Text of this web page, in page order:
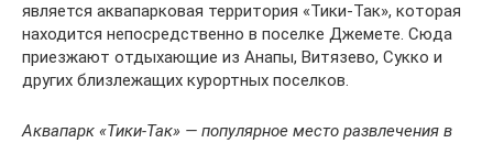
является аквапарковая территория «Тики-Так», которая
находится непосредственно в поселке Джемете. Сюда
приезжают отдыхающие из Анапы, Витязево, Сукко и
других близлежащих курортных поселков.
Аквапарк «Тики-Так» — популярное место развлечения в